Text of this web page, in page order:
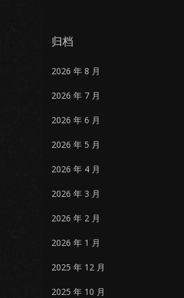
归档
2026 年 8 月
2026 年 7 月
2026 年 6 月
2026 年 5 月
2026 年 4 月
2026 年 3 月
2026 年 2 月
2026 年 1 月
2025 年 12 月
2025 年 10 月